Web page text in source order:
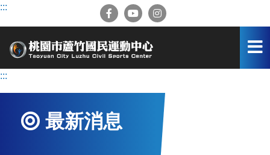
跳
容
:::
:::
最新消息